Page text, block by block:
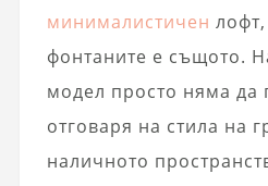
минималистичен
фонтаните е същото.
модел просто няма да
отговаря на стила на
наличното